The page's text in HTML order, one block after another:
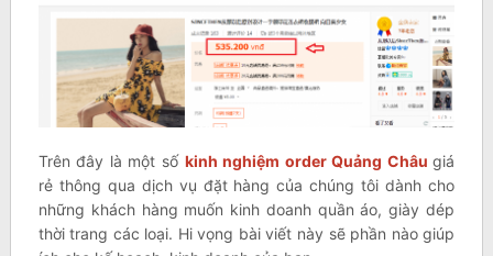
Trên đây là một số kinh nghiệm order Quảng Châugiá
rẻ thông qua dịch vụ đặt hàng của chúng tôi dành cho
những khách hàng muốn kinh doanh quần áo, giày dép
thời trang các loại. Hi vọng bài viết này sẽ phần nào giúp